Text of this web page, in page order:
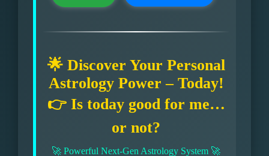
🌟 Discover Your Personal
Astrology Power – Today!
👉 Is today good for me…
or not?
🚀 Powerful Next-Gen Astrology System 🚀